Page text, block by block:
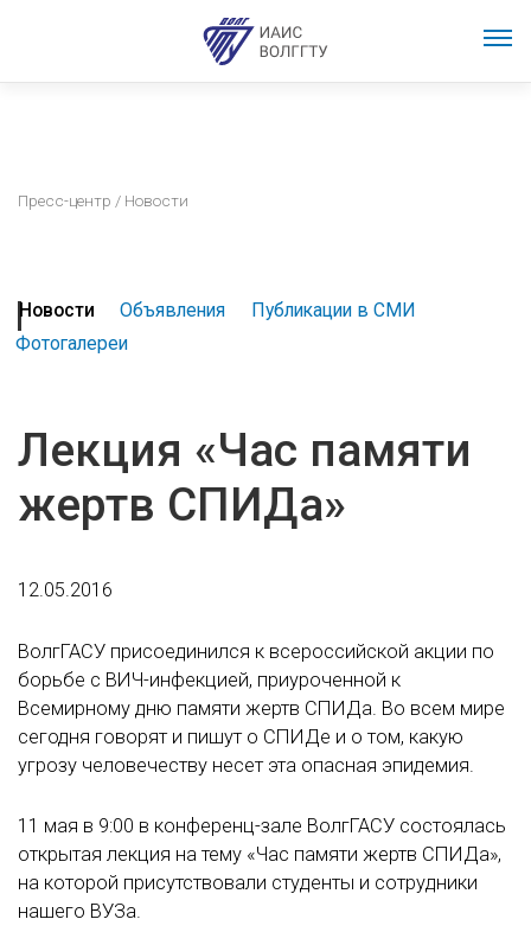
Пресс-центр / Новости
Новости Объявления
Публикации в СМИ
Фотогалереи
Лекция «Час памяти
жертв СПИДа»
12.05.2016
ВолгГАСУ присоединился к всероссийской акции по
борьбе с ВИЧ-инфекцией, приуроченной к
Всемирному дню памяти жертв СПИДа. Во всем мире
сегодня говорят и пишут о СПИДе и о том, какую
угрозу человечеству несет эта опасная эпидемия.
11 мая в 9:00 в конференц-зале ВолгГАСУ состоялась
открытая лекция на тему «Час памяти жертв СПИДа»,
на которой присутствовали студенты и сотрудники
нашего ВУЗа.